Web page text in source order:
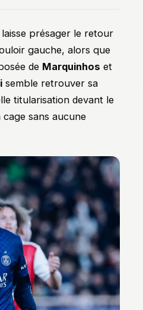
présager le retour
gauche, alors que
de Marquinhos et
semble retrouver sa
titularisation devant le
sans aucune